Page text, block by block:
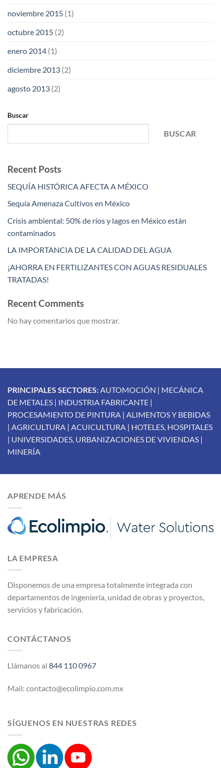
noviembre 2015 (1)
octubre 2015 (2)
enero 2014 (1)
diciembre 2013 (2)
agosto 2013 (2)
Buscar
BUSCAR
Recent Posts
SEQUÍA HISTÓRICA AFECTA A MÉXICO
Sequía Amenaza Cultivos en México
Crisis ambiental: 50% de ríos y lagos en México están
contaminados
LA IMPORTANCIA DE LA CALIDAD DEL AGUA
¡AHORRA EN FERTILIZANTES CON AGUAS RESIDUALES
TRATADAS!
Recent Comments
No hay comentarios que mostrar.
PRINCIPALES SECTORES: AUTOMOCIÓN | MECÁNICA
DE METALES | INDUSTRIA FABRICANTE |
PROCESAMIENTO DE PINTURA | ALIMENTOS Y BEBIDAS
| AGRICULTURA | ACUICULTURA | HOTELES, HOSPITALES
| UNIVERSIDADES, URBANIZACIONES DE VIVIENDAS |
MINERÍA
APRENDE MÁS
LA EMPRESA
Disponemos de una empresa totalmente integrada con
departamentos de ingeniería, unidad de obras y proyectos,
servicios y fabricación.
CONTÁCTANOS
Llámanos al 844 110 0967
Mail: contacto@ecolimpio.com.mx
SÍGUENOS EN NUESTRAS REDES